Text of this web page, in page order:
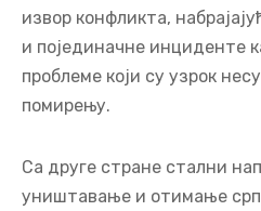
извор конфликта,
и појединачне инциденте
проблеме који су узрок
помирењу.
Са друге стране стални
уништавање и отимање